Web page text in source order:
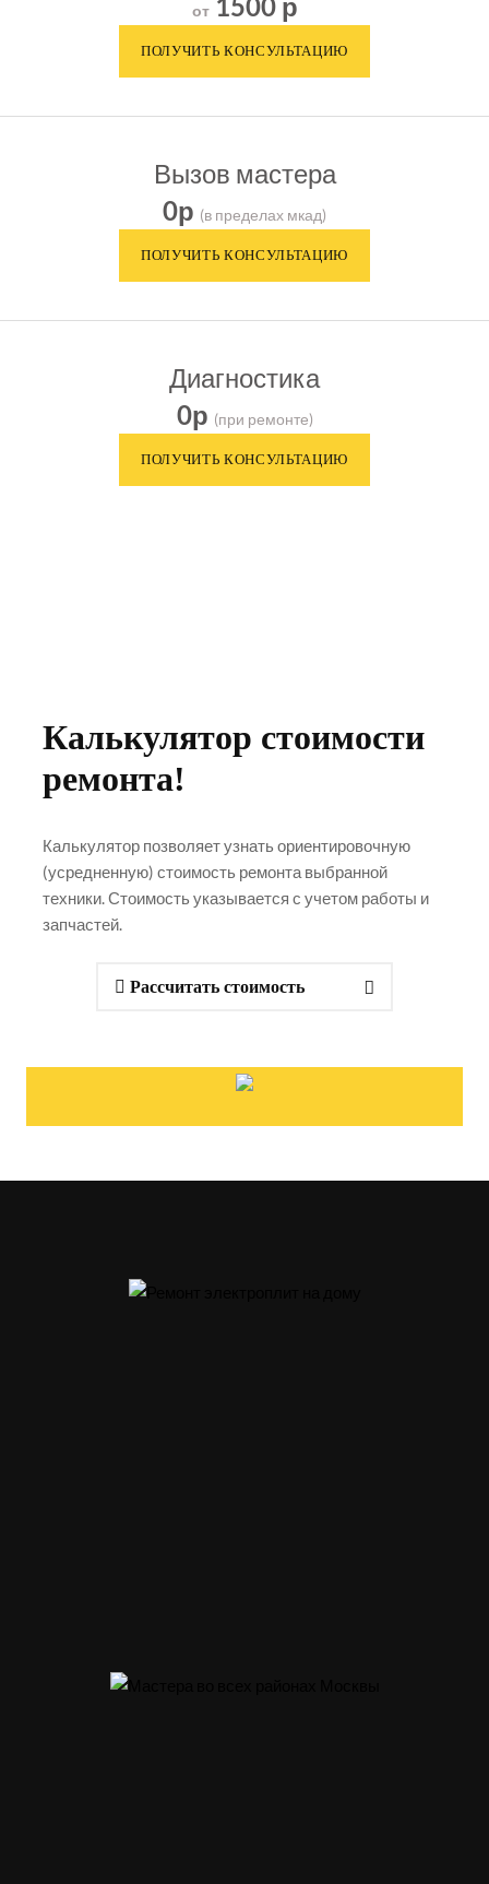
от
Вызов мастера
0р (в пределах мкад)
Диагностика
0р (при ремонте)
Калькулятор стоимости
ремонта!
Калькулятор позволяет узнать ориентировочную
(усредненную) стоимость ремонта выбранной
техники. Стоимость указывается с учетом работы и
запчастей.
Рассчитать стоимость